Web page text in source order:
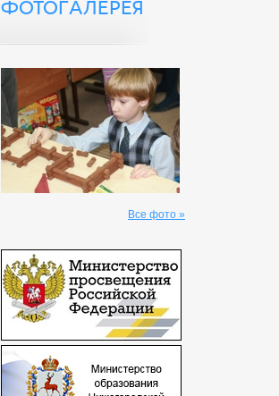
ФОТОГАЛЕРЕЯ
Все фото »